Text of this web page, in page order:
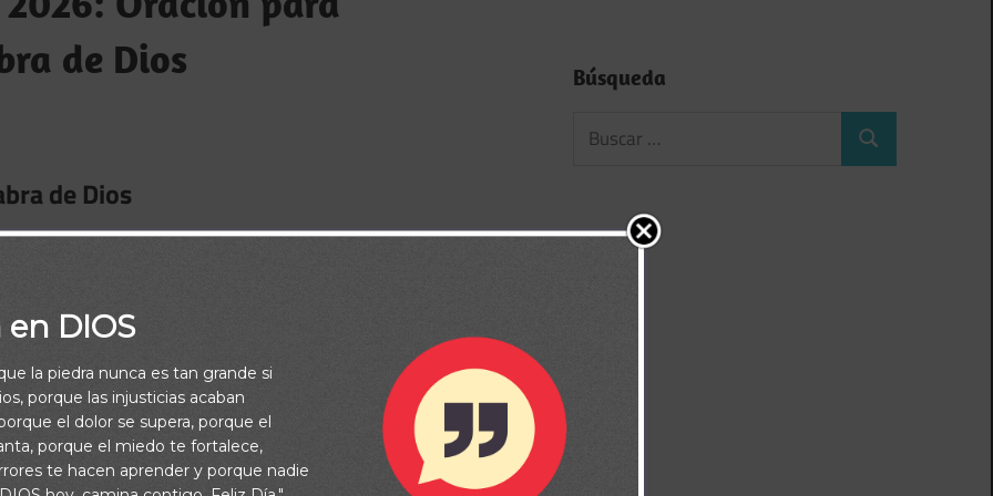
de Dios
de Dios
para redargüir, para corregir, para instruir en justicia, a
preparado para toda buena obra. 2 Timoteo 3:16–17
inspirada por Tu Espíritu para instruirme en el
escrita, y en ella encuentro dirección, consuelo y
Búsqueda
DIOS
la piedra nunca es tan grande si
porque las injusticias acaban
el dolor se supera, porque el
porque el miedo te fortalece,
te hacen aprender y porque nadie